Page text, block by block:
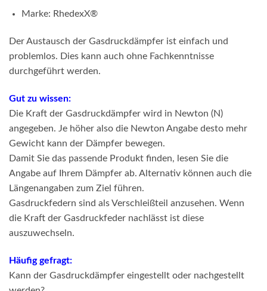
Marke: RhedexX®
Der Austausch der Gasdruckdämpfer ist einfach und
problemlos. Dies kann auch ohne Fachkenntnisse
durchgeführt werden.
Gut zu wissen:
Die Kraft der Gasdruckdämpfer wird in Newton (N)
angegeben. Je höher also die Newton Angabe desto mehr
Gewicht kann der Dämpfer bewegen.
Damit Sie das passende Produkt finden, lesen Sie die
Angabe auf Ihrem Dämpfer ab. Alternativ können auch die
Längenangaben zum Ziel führen.
Gasdruckfedern sind als Verschleißteil anzusehen. Wenn
die Kraft der Gasdruckfeder nachlässt ist diese
auszuwechseln.
Häufig gefragt:
Kann der Gasdruckdämpfer eingestellt oder nachgestellt